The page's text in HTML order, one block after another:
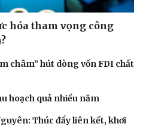
Thời trang
hóa tham vọng công
châm” hút dòng vốn FDI chất
hoạch quả nhiều năm
Thúc đẩy liên kết, khơi